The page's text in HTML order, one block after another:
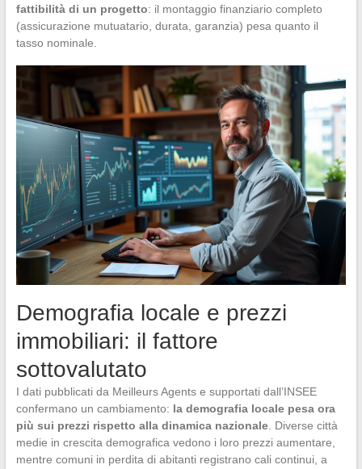
fattibilità di un progetto: il montaggio finanziario completo
(assicurazione mutuatario, durata, garanzia) pesa quanto il
tasso nominale.
Demografia locale e prezzi
immobiliari: il fattore
sottovalutato
I dati pubblicati da Meilleurs Agents e supportati dall’INSEE
confermano un cambiamento: la demografia locale pesa ora
più sui prezzi rispetto alla dinamica nazionale. Diverse città
medie in crescita demografica vedono i loro prezzi aumentare,
mentre comuni in perdita di abitanti registrano cali continui, a